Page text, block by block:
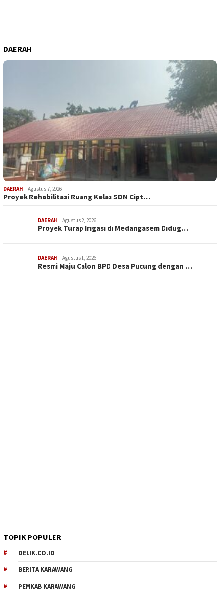
DAERAH
DAERAH Agustus 7, 2026
Proyek Rehabilitasi Ruang Kelas SDN Cipt…
DAERAH Agustus 2, 2026
Proyek Turap Irigasi di Medangasem Didug…
DAERAH Agustus 1, 2026
Resmi Maju Calon BPD Desa Pucung dengan …
TOPIK POPULER
DELIK.CO.ID
BERITA KARAWANG
PEMKAB KARAWANG